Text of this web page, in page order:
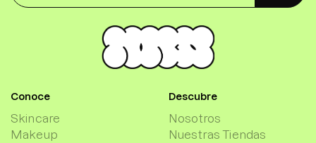
Conoce
Skincare
Makeup
Descubre
Nosotros
Nuestras Tiendas